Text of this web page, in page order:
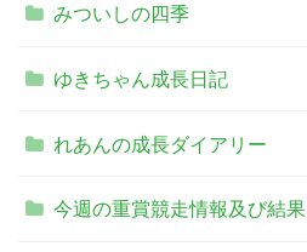
みついしの四季
ゆきちゃん成長日記
れあんの成長ダイアリー
今週の重賞競走情報及び結果